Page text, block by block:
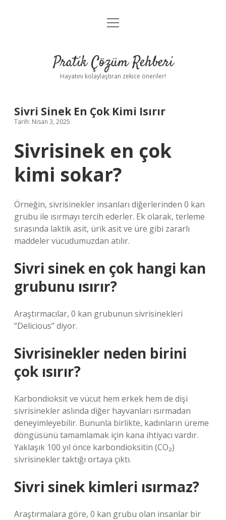
Anasayfa
Yasal Uyarı
menüyü
Pratik Çözüm Rehberi
Hayatını kolaylaştıran zekice öneriler!
Sivri Sinek En Çok Kimi Isırır
Tarih: Nisan 3, 2025
Sivrisinek en çok
kimi sokar?
Örneğin, sivrisinekler insanları diğerlerinden 0 kan
grubu ile ısırmayı tercih ederler. Ek olarak, terleme
sırasında laktik asit, ürik asit ve üre gibi zararlı
maddeler vücudumuzdan atılır.
Sivri sinek en çok hangi kan
grubunu ısırır?
Araştırmacılar, 0 kan grubunun sivrisinekleri
“Delicious” diyor.
Sivrisinekler neden birini
çok ısırır?
Karbondioksit ve vücut hem erkek hem de dişi
sivrisinekler aslında diğer hayvanları ısırmadan
deneyimleyebilir. Bununla birlikte, kadınların üreme
döngüsünü tamamlamak için kana ihtiyacı vardır.
Yaklaşık 100 yıl önce karbondioksitin (CO₂)
sivrisinekler taktığı ortaya çıktı.
Sivri sinek kimleri ısırmaz?
Araştırmalara göre, 0 kan grubu olan insanlar bir